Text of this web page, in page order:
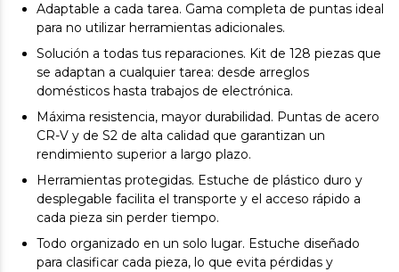
Adaptable a cada tarea. Gama completa de puntas ideal
para no utilizar herramientas adicionales.
Solución a todas tus reparaciones. Kit de 128 piezas que
se adaptan a cualquier tarea: desde arreglos
domésticos hasta trabajos de electrónica.
Máxima resistencia, mayor durabilidad. Puntas de acero
CR-V y de S2 de alta calidad que garantizan un
rendimiento superior a largo plazo.
Herramientas protegidas. Estuche de plástico duro y
desplegable facilita el transporte y el acceso rápido a
cada pieza sin perder tiempo.
Todo organizado en un solo lugar. Estuche diseñado
para clasificar cada pieza, lo que evita pérdidas y